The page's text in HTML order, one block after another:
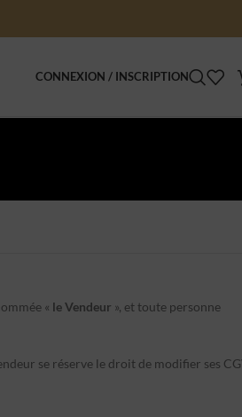
CONNEXION / INSCRIPTION
« le Vendeur », et toute personne
se réserve le droit de modifier ses